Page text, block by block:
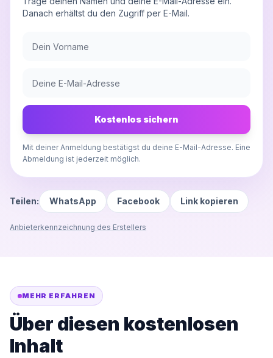
Danach erhältst du den Zugriff per E-Mail.
Kostenlos sichern
Mit deiner Anmeldung bestätigst du deine E-Mail-Adresse. Eine
Abmeldung ist jederzeit möglich.
Teilen: WhatsApp Facebook Link kopieren
Anbieterkennzeichnung des Erstellers
MEHR ERFAHREN
Über diesen kostenlosen
Inhalt